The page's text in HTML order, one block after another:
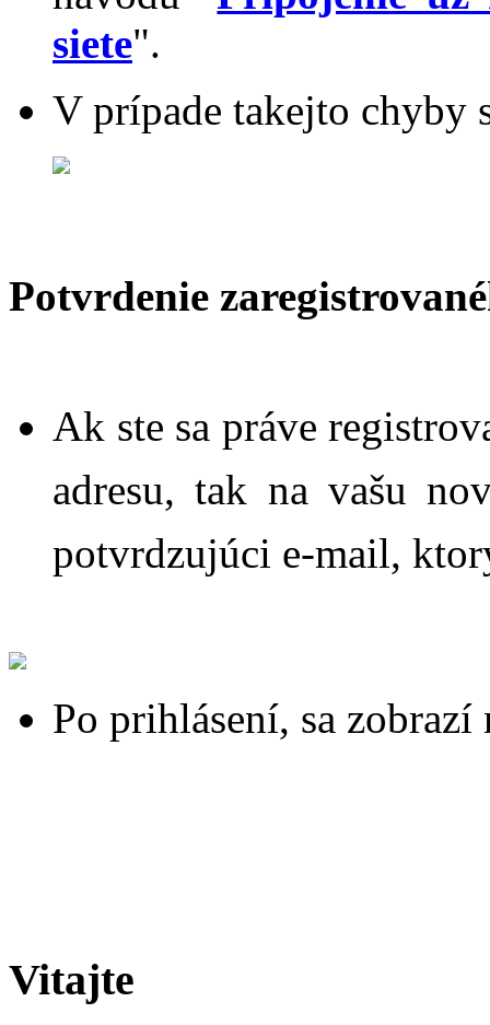
siete".
V prípade takejto chyby
Potvrdenie
Ak ste sa práve
adresu, tak na vašu
potvrdzujúci e-mail,
Po prihlásení, sa zobrazí
Vitajte